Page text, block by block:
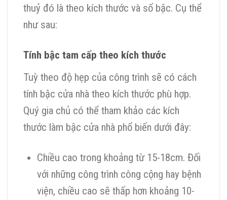
thuỷ đó là theo kích thước và số bậc. Cụ thể
như sau:
Tính bậc tam cấp theo kích thước
Tuỳ theo độ hẹp của công trình sẽ có cách
tính bậc cửa nhà theo kích thước phù hợp.
Quý gia chủ có thể tham khảo các kích
thước làm bậc cửa nhà phổ biến dưới đây:
Chiều cao trong khoảng từ 15-18cm. Đối
với những công trình công cộng hay bệnh
viện, chiều cao sẽ thấp hơn khoảng 10-